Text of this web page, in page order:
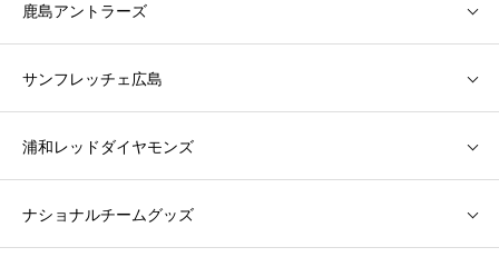
鹿島アントラーズ
サンフレッチェ広島
浦和レッドダイヤモンズ
ナショナルチームグッズ